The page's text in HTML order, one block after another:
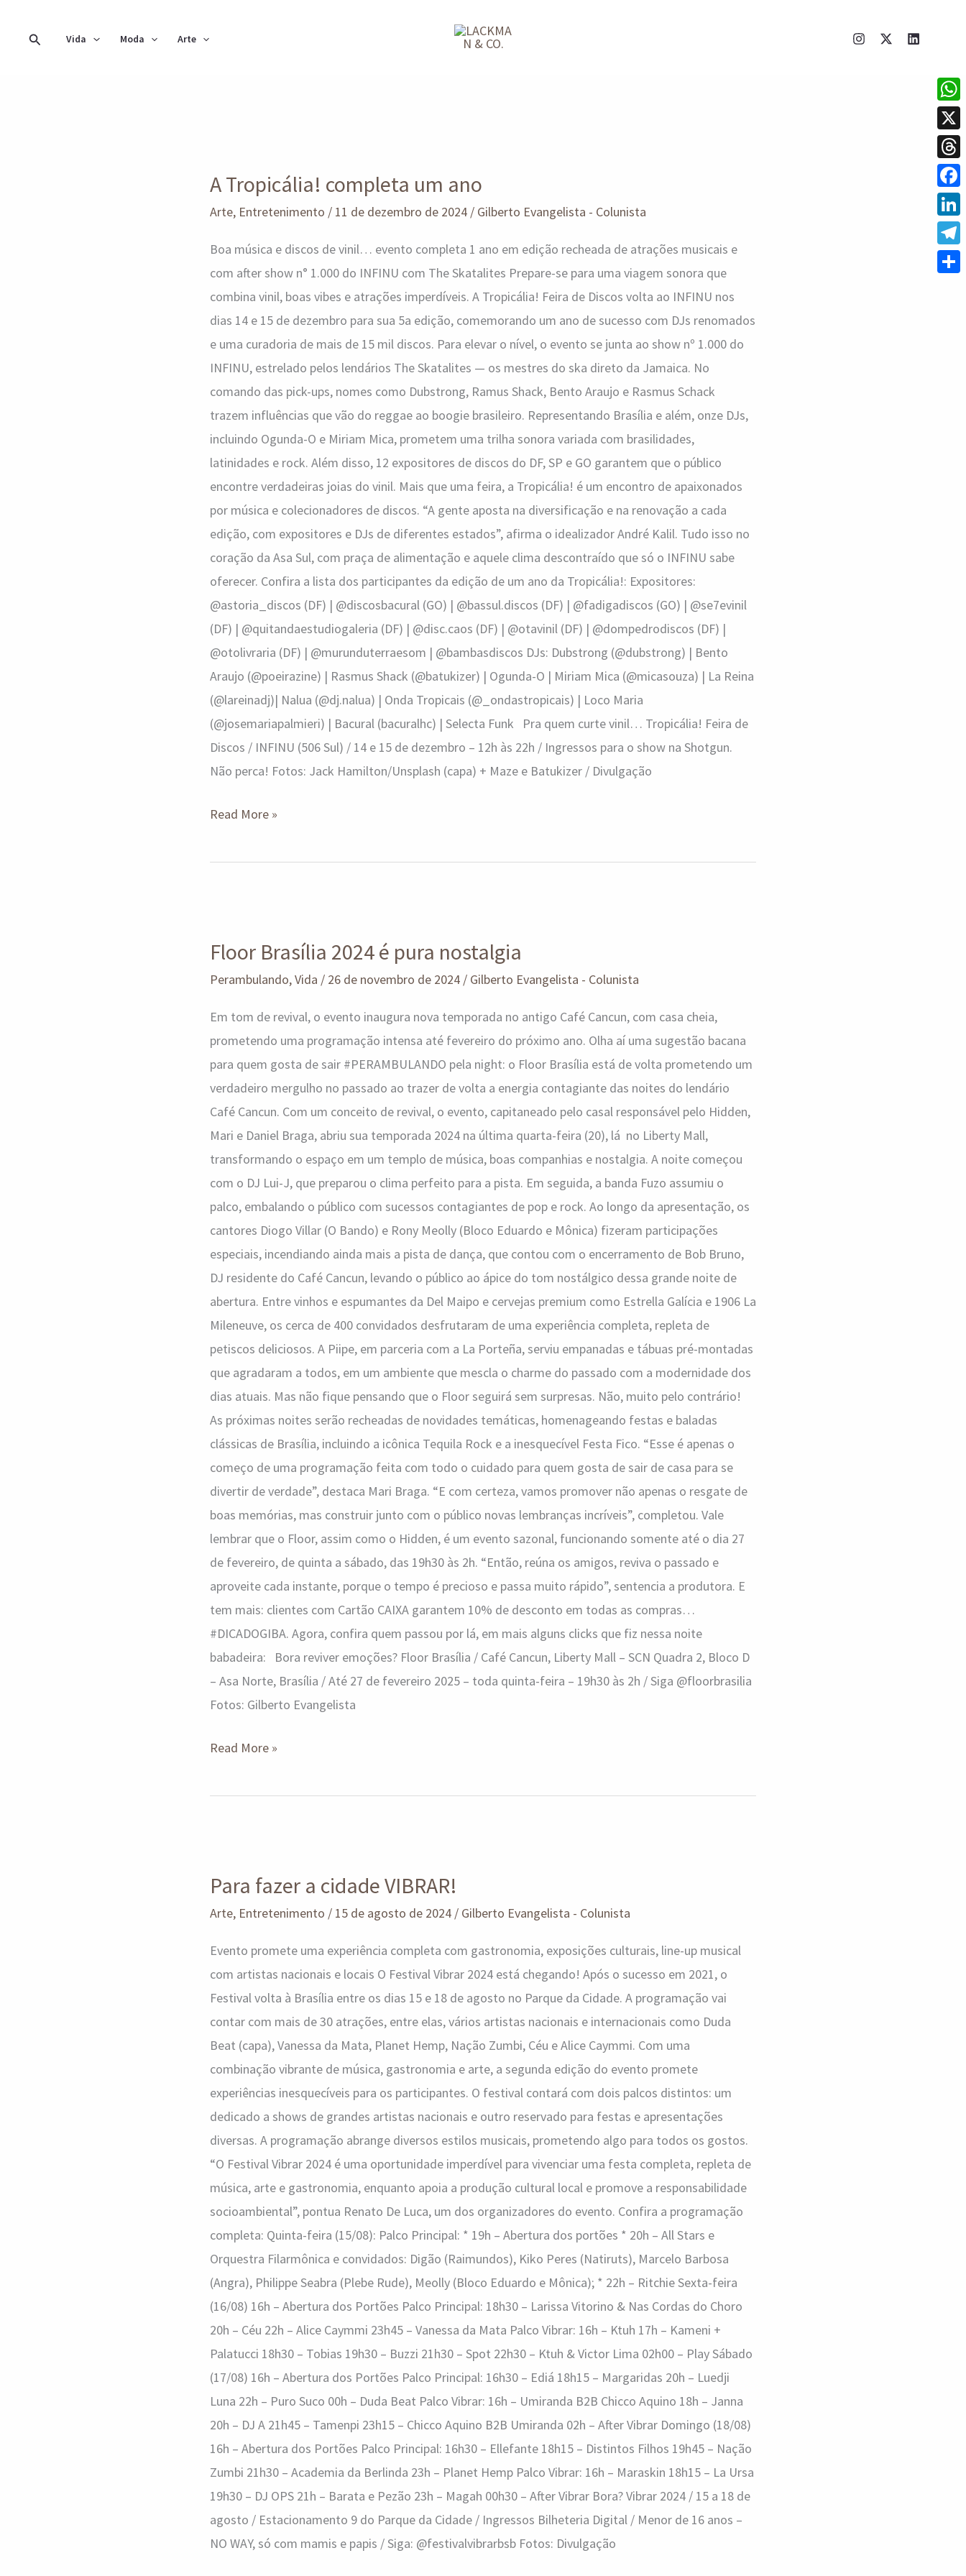
Pesquisar
Vida Moda Arte
A Tropicália! completa um ano
Arte, Entretenimento / 11 de dezembro de 2024 / Gilberto Evangelista - Colunista
Boa música e discos de vinil… evento completa 1 ano em edição recheada de atrações musicais e
com after show n° 1.000 do INFINU com The Skatalites Prepare-se para uma viagem sonora que
combina vinil, boas vibes e atrações imperdíveis. A Tropicália! Feira de Discos volta ao INFINU nos
dias 14 e 15 de dezembro para sua 5a edição, comemorando um ano de sucesso com DJs renomados
e uma curadoria de mais de 15 mil discos. Para elevar o nível, o evento se junta ao show nº 1.000 do
INFINU, estrelado pelos lendários The Skatalites — os mestres do ska direto da Jamaica. No
comando das pick-ups, nomes como Dubstrong, Ramus Shack, Bento Araujo e Rasmus Schack
trazem influências que vão do reggae ao boogie brasileiro. Representando Brasília e além, onze DJs,
incluindo Ogunda-O e Miriam Mica, prometem uma trilha sonora variada com brasilidades,
latinidades e rock. Além disso, 12 expositores de discos do DF, SP e GO garantem que o público
encontre verdadeiras joias do vinil. Mais que uma feira, a Tropicália! é um encontro de apaixonados
por música e colecionadores de discos. “A gente aposta na diversificação e na renovação a cada
edição, com expositores e DJs de diferentes estados”, afirma o idealizador André Kalil. Tudo isso no
coração da Asa Sul, com praça de alimentação e aquele clima descontraído que só o INFINU sabe
oferecer. Confira a lista dos participantes da edição de um ano da Tropicália!: Expositores:
@astoria_discos (DF) | @discosbacural (GO) | @bassul.discos (DF) | @fadigadiscos (GO) | @se7evinil
(DF) | @quitandaestudiogaleria (DF) | @disc.caos (DF) | @otavinil (DF) | @dompedrodiscos (DF) |
@otolivraria (DF) | @murunduterraesom | @bambasdiscos DJs: Dubstrong (@dubstrong) | Bento
Araujo (@poeirazine) | Rasmus Shack (@batukizer) | Ogunda-O | Miriam Mica (@micasouza) | La Reina
(@lareinadj)| Nalua (@dj.nalua) | Onda Tropicais (@_ondastropicais) | Loco Maria
(@josemariapalmieri) | Bacural (bacuralhc) | Selecta Funk Pra quem curte vinil… Tropicália! Feira de
Discos / INFINU (506 Sul) / 14 e 15 de dezembro – 12h às 22h / Ingressos para o show na Shotgun.
Não perca! Fotos: Jack Hamilton/Unsplash (capa) + Maze e Batukizer / Divulgação
completa
um
Read More »
Floor Brasília 2024 é pura nostalgia
Perambulando,Vida / 26 de novembro de 2024 / Gilberto Evangelista - Colunista
Em tom de revival, o evento inaugura nova temporada no antigo Café Cancun, com casa cheia,
prometendo uma programação intensa até fevereiro do próximo ano. Olha aí uma sugestão bacana
para quem gosta de sair #PERAMBULANDO pela night: o Floor Brasília está de volta prometendo um
verdadeiro mergulho no passado ao trazer de volta a energia contagiante das noites do lendário
Café Cancun. Com um conceito de revival, o evento, capitaneado pelo casal responsável pelo Hidden,
Mari e Daniel Braga, abriu sua temporada 2024 na última quarta-feira (20), lá no Liberty Mall,
transformando o espaço em um templo de música, boas companhias e nostalgia. A noite começou
com o DJ Lui-J, que preparou o clima perfeito para a pista. Em seguida, a banda Fuzo assumiu o
palco, embalando o público com sucessos contagiantes de pop e rock. Ao longo da apresentação, os
cantores Diogo Villar (O Bando) e Rony Meolly (Bloco Eduardo e Mônica) fizeram participações
especiais, incendiando ainda mais a pista de dança, que contou com o encerramento de Bob Bruno,
DJ residente do Café Cancun, levando o público ao ápice do tom nostálgico dessa grande noite de
abertura. Entre vinhos e espumantes da Del Maipo e cervejas premium como Estrella Galícia e 1906 La
Mileneuve, os cerca de 400 convidados desfrutaram de uma experiência completa, repleta de
petiscos deliciosos. A Piipe, em parceria com a La Porteña, serviu empanadas e tábuas pré-montadas
que agradaram a todos, em um ambiente que mescla o charme do passado com a modernidade dos
dias atuais. Mas não fique pensando que o Floor seguirá sem surpresas. Não, muito pelo contrário!
As próximas noites serão recheadas de novidades temáticas, homenageando festas e baladas
clássicas de Brasília, incluindo a icônica Tequila Rock e a inesquecível Festa Fico. “Esse é apenas o
começo de uma programação feita com todo o cuidado para quem gosta de sair de casa para se
divertir de verdade”, destaca Mari Braga. “E com certeza, vamos promover não apenas o resgate de
boas memórias, mas construir junto com o público novas lembranças incríveis”, completou. Vale
lembrar que o Floor, assim como o Hidden, é um evento sazonal, funcionando somente até o dia 27
de fevereiro, de quinta a sábado, das 19h30 às 2h. “Então, reúna os amigos, reviva o passado e
aproveite cada instante, porque o tempo é precioso e passa muito rápido”, sentencia a produtora. E
tem mais: clientes com Cartão CAIXA garantem 10% de desconto em todas as compras…
#DICADOGIBA. Agora, confira quem passou por lá, em mais alguns clicks que fiz nessa noite
babadeira: Bora reviver emoções? Floor Brasília / Café Cancun, Liberty Mall – SCN Quadra 2, Bloco D
– Asa Norte, Brasília / Até 27 de fevereiro 2025 – toda quinta-feira – 19h30 às 2h / Siga @floorbrasilia
Fotos: Gilberto Evangelista
2024
é
nostalgia
Read More »
Para fazer a cidade VIBRAR!
Arte, Entretenimento / 15 de agosto de 2024 / Gilberto Evangelista - Colunista
Evento promete uma experiência completa com gastronomia, exposições culturais, line-up musical
com artistas nacionais e locais O Festival Vibrar 2024 está chegando! Após o sucesso em 2021, o
Festival volta à Brasília entre os dias 15 e 18 de agosto no Parque da Cidade. A programação vai
contar com mais de 30 atrações, entre elas, vários artistas nacionais e internacionais como Duda
Beat (capa), Vanessa da Mata, Planet Hemp, Nação Zumbi, Céu e Alice Caymmi. Com uma
combinação vibrante de música, gastronomia e arte, a segunda edição do evento promete
experiências inesquecíveis para os participantes. O festival contará com dois palcos distintos: um
dedicado a shows de grandes artistas nacionais e outro reservado para festas e apresentações
diversas. A programação abrange diversos estilos musicais, prometendo algo para todos os gostos.
“O Festival Vibrar 2024 é uma oportunidade imperdível para vivenciar uma festa completa, repleta de
música, arte e gastronomia, enquanto apoia a produção cultural local e promove a responsabilidade
socioambiental”, pontua Renato De Luca, um dos organizadores do evento. Confira a programação
completa: Quinta-feira (15/08): Palco Principal: * 19h – Abertura dos portões * 20h – All Stars e
Orquestra Filarmônica e convidados: Digão (Raimundos), Kiko Peres (Natiruts), Marcelo Barbosa
(Angra), Philippe Seabra (Plebe Rude), Meolly (Bloco Eduardo e Mônica); * 22h – Ritchie Sexta-feira
(16/08) 16h – Abertura dos Portões Palco Principal: 18h30 – Larissa Vitorino & Nas Cordas do Choro
20h – Céu 22h – Alice Caymmi 23h45 – Vanessa da Mata Palco Vibrar: 16h – Ktuh 17h – Kameni +
Palatucci 18h30 – Tobias 19h30 – Buzzi 21h30 – Spot 22h30 – Ktuh & Victor Lima 02h00 – Play Sábado
(17/08) 16h – Abertura dos Portões Palco Principal: 16h30 – Ediá 18h15 – Margaridas 20h – Luedji
Luna 22h – Puro Suco 00h – Duda Beat Palco Vibrar: 16h – Umiranda B2B Chicco Aquino 18h – Janna
20h – DJ A 21h45 – Tamenpi 23h15 – Chicco Aquino B2B Umiranda 02h – After Vibrar Domingo (18/08)
16h – Abertura dos Portões Palco Principal: 16h30 – Ellefante 18h15 – Distintos Filhos 19h45 – Nação
Zumbi 21h30 – Academia da Berlinda 23h – Planet Hemp Palco Vibrar: 16h – Maraskin 18h15 – La Ursa
19h30 – DJ OPS 21h – Barata e Pezão 23h – Magah 00h30 – After Vibrar Bora? Vibrar 2024 / 15 a 18 de
agosto / Estacionamento 9 do Parque da Cidade / Ingressos Bilheteria Digital / Menor de 16 anos –
NO WAY, só com mamis e papis / Siga: @festivalvibrarbsb Fotos: Divulgação
a
cidade
X